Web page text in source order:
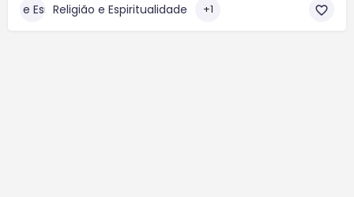
Religião e Espiritualidade +1